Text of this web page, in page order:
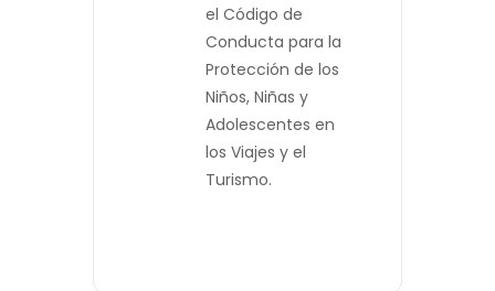
el Código de
Conducta para la
Protección de los
Niños, Niñas y
Adolescentes en
los Viajes y el
Turismo.